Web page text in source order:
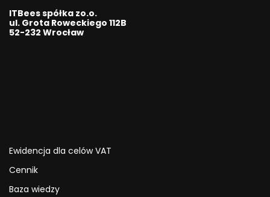
ITBees spółka zo.o.
ul. Grota Roweckiego 112B
52-232 Wrocław
Ewidencja dla celów VAT
Cennik
Baza wiedzy